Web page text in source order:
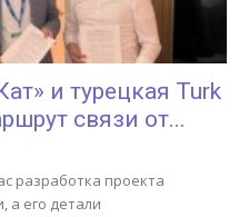
и турецкая Turk
связи от...
разработка проекта
а его детали